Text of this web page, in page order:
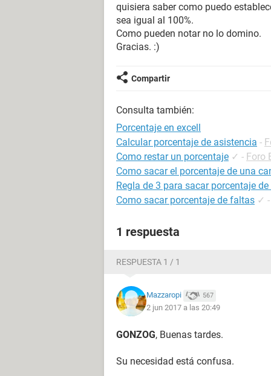
quisiera saber como puedo
sea igual al 100%.
Como pueden notar no lo domino.
Gracias. :)
Compartir
Consulta también:
Porcentaje en excell
Calcular porcentaje de asistencia -
Como restar un porcentaje ✓ - Foro
Como sacar el porcentaje de una
Regla de 3 para sacar porcentaje
Como sacar porcentaje de faltas ✓ -
1 respuesta
RESPUESTA 1 / 1
Mazzaropi 567
2 jun 2017 a las 20:49
GONZOG, Buenas tardes.
Su necesidad está confusa.